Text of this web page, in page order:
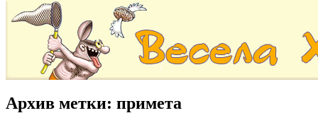
Архив метки: примета